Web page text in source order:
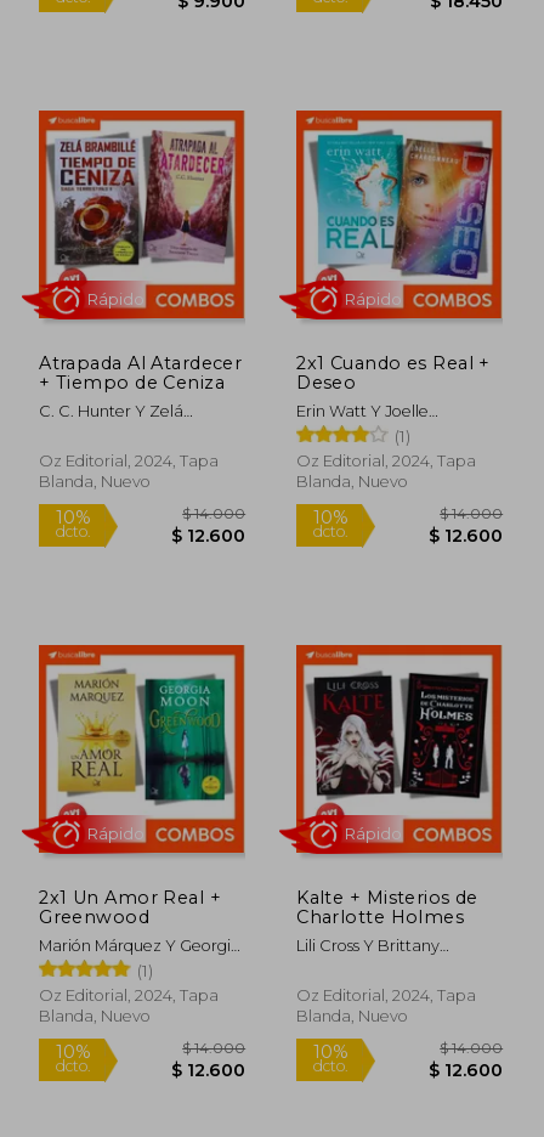
10%
dcto.
$ 14.000
Rápido
10%
dcto.
Rápido
10%
dcto.
$ 11.000
$ 9.900
Rápido
10%
dcto.
$
$
Rápido
Atrapada Al Atardecer
+ Tiempo de Ceniza
C. C. Hunter Y Zelá
Oz Editorial, 2024, Tapa
Blanda, Nuevo
2x1 Cuando es Real +
Deseo
Erin Watt Y Joelle
Charbonneau(1)
Oz Editorial, 2024, Tapa
Blanda, Nuevo
2x1 Un Amor Real +
Greenwood
Marión Márquez Y Georgia
Moon
(1)
Oz Editorial, 2024, Tapa
Blanda, Nuevo
Kalte + Misterios de
Charlotte Holmes
Lili Cross Y Brittany
Oz Editorial, 2024, Tapa
Blanda, Nuevo